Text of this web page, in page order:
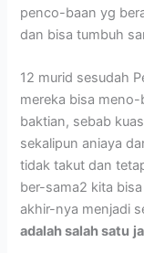
penco-baan yg
dan bisa tumbuh
12 murid sesudah
mereka bisa
baktian, sebab
sekalipun aniaya
tidak takut dan
ber-sama2 kita
akhir-nya menjadi
adalah salah satu